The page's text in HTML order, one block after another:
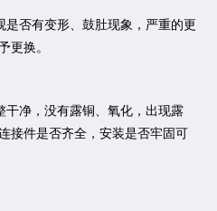
否有变形、鼓肚现象，严重的更
更换。
净，没有露铜、氧化，出现露
接件是否齐全，安装是否牢固可